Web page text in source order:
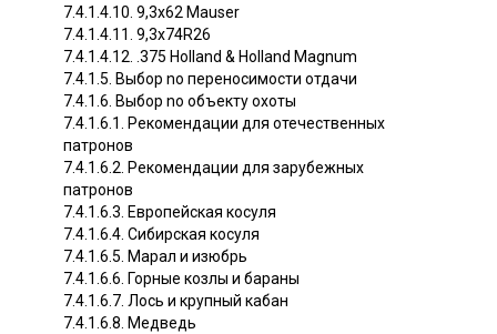
7.4.1.4.10. 9,3x62 Mauser
7.4.1.4.11. 9,3x74R26
7.4.1.4.12. .375 Holland & Holland Magnum
7.4.1.5. Выбор no переносимости отдачи
7.4.1.6. Выбор no объекту охоты
7.4.1.6.1. Рекомендации для отечественных
патронов
7.4.1.6.2. Рекомендации для зарубежных
патронов
7.4.1.6.3. Европейская косуля
7.4.1.6.4. Сибирская косуля
7.4.1.6.5. Марал и изюбрь
7.4.1.6.6. Горные козлы и бараны
7.4.1.6.7. Лось и крупный кабан
7.4.1.6.8. Медведь